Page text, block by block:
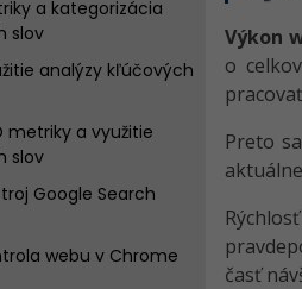
a kategorizácia
slov
analýzy kľúčových
metriky a využitie
slov
Google Search
webu v Chrome
Výkon
o
Preto
časť